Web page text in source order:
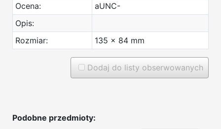
Ocena:
aUNC-
Opis:
Rozmiar:
135 x 84 mm
Dodaj do listy obserwowanych
Podobne przedmioty: